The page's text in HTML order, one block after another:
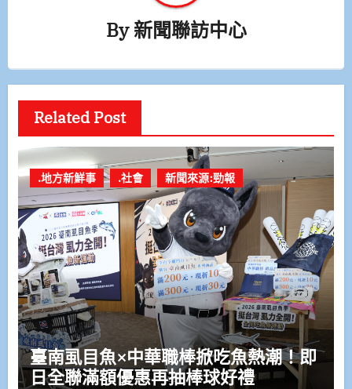
By新聞聯訪中心
Related Post
.地方新鮮事 .社會 新聞來源:勁報
臺南虱目魚×中華職棒掀吃魚熱潮！即
日全聯滿額優惠再抽棒球好禮